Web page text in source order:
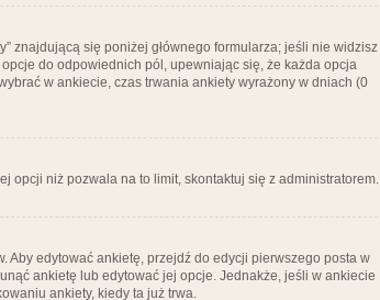
znajdującą się poniżej głównego formularza; jeśli nie widzisz
do odpowiednich pól, upewniając się, że każda opcja
w ankiecie, czas trwania ankiety wyrażony w dniach (0
opcji niż pozwala na to limit, skontaktuj się z administratorem.
Aby edytować ankietę, przejdź do edycji pierwszego posta w
ankietę lub edytować jej opcje. Jednakże, jeśli w ankiecie
ankiety, kiedy ta już trwa.